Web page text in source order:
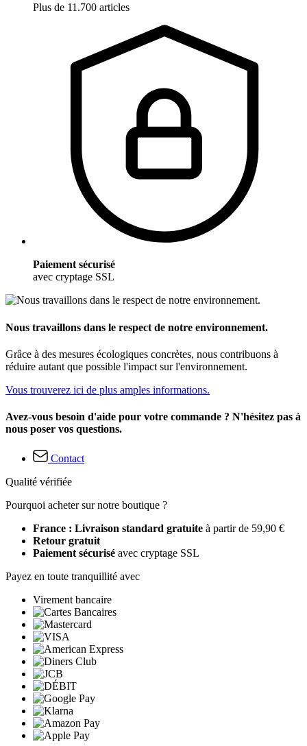
Plus de 11.700 articles
Paiement sécurisé
avec cryptage SSL
Nous travaillons dans le respect de notre environnement.
Grâce à des mesures écologiques concrètes, nous contribuons à
réduire autant que possible l'impact sur l'environnement.
Vous trouverez ici de plus amples informations.
Avez-vous besoin d'aide pour votre commande ? N'hésitez pas à
nous poser vos questions.
Contact
Qualité vérifiée
Pourquoi acheter sur notre boutique ?
France : Livraison standard gratuite à partir de 59,90 €
Retour gratuit
Paiement sécurisé avec cryptage SSL
Payez en toute tranquillité avec
Virement bancaire